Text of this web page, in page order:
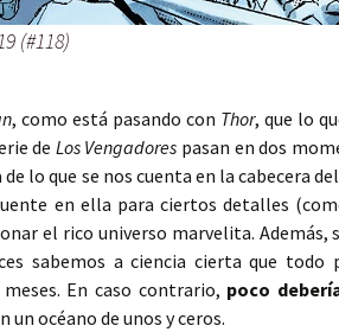
(#118)
, como está pasando con Thor, que lo
de Los Vengadores pasan en dos
de lo que se nos cuenta en la cabecera
en ella para ciertos detalles
el rico universo marvelita. Además,
sabemos a ciencia cierta que todo
En caso contrario, poco
un océano de unos y ceros.